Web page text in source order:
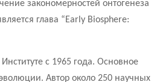
закономерностей онтогенеза
глава “Early Biosphere:
с 1965 года. Основное
Автор около 250 научных